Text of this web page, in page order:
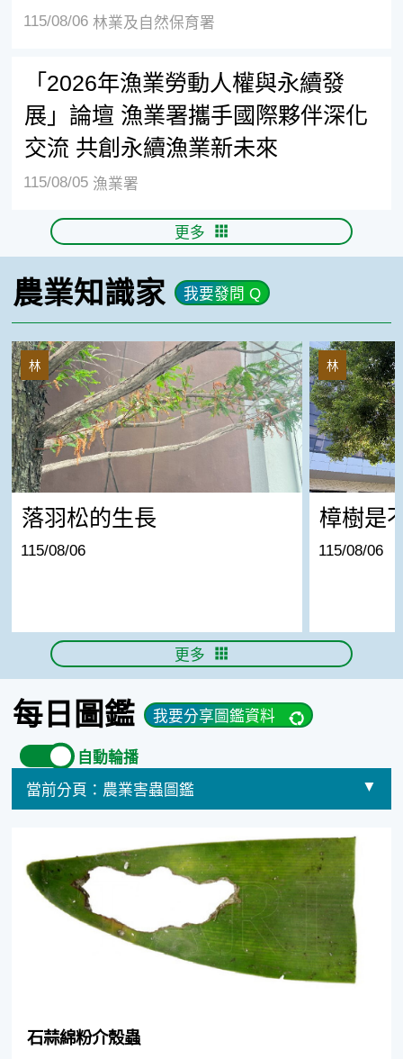
115/08/06 林業及自然保育署
「2026年漁業勞動人權與永續發
展」論壇 漁業署攜手國際夥伴深化
交流 共創永續漁業新未來
115/08/05 漁業署
更多
農業知識家 我要發問 Q
落羽松的生長
林
落羽松的生長
115/08/06
樟樹是不是
林
樟樹是
115/08/06
更多
每日圖鑑 我要分享圖鑑資料
自動輪播
當前分頁： 農業害蟲圖鑑
石蒜綿粉介殼蟲